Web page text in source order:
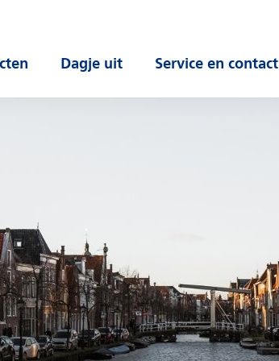
Dagje uit
Service en contact